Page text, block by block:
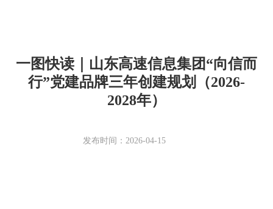
一图快读｜山东高速信息集团“向信而
行”党建品牌三年创建规划（2026-
2028年）
发布时间：2026-04-15